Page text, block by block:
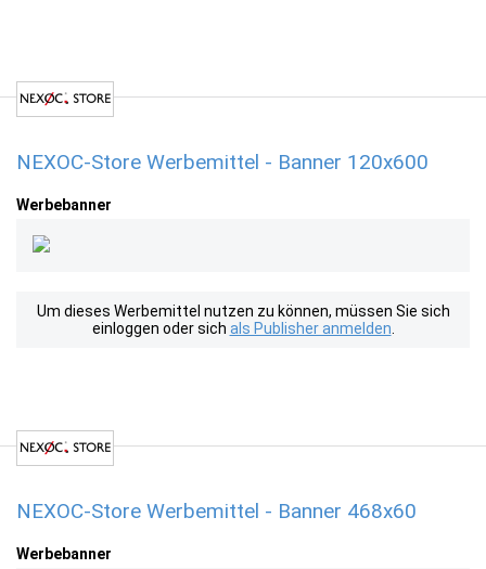
NEXOC-Store Werbemittel - Banner 120x600
Werbebanner
Um dieses Werbemittel nutzen zu können, müssen Sie sich
einloggen oder sich als Publisher anmelden
NEXOC-Store Werbemittel - Banner 468x60
Werbebanner